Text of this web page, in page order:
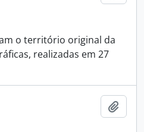
o território original da
realizadas em 27